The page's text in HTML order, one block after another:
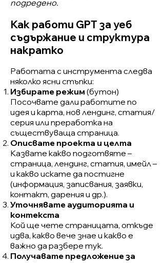
подредено.
Как работи GPT за уеб
съдържание и структура
накратко
Работата с инструмента следва
няколко ясни стъпки:
Избирате режим (бутон)
Посочвате дали работите по
идея и карта, нов лендинг, статия/
серия или преработка на
съществуваща страница.
Описвате проекта и целта
Казвате какво подготвяте –
страница, лендинг, статия, имейл –
и какво искате да постигне
(информация, записвания, заявки,
контакт, дарения и др.).
Уточнявате аудиторията и
контекста
Кой ще чете страницата, откъде
идва, какво вече знае и какво е
важно да разбере тук.
Получавате предложение за